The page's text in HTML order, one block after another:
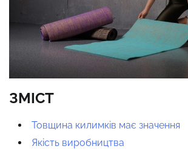
ЗМІСТ
Товщина килимків має значення
Якість виробництва